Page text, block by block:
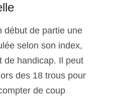
début de partie une
selon son index,
de handicap. Il peut
des 18 trous pour
de coup